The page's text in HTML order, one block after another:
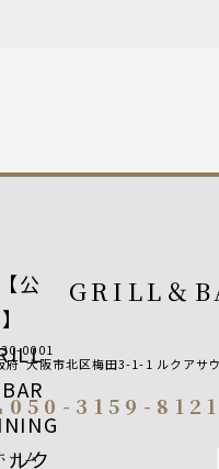
GRILL＆
0001
府 大阪市北区梅田3-1-1 ルクアサ
050-3159-8121
navigation
ホーム